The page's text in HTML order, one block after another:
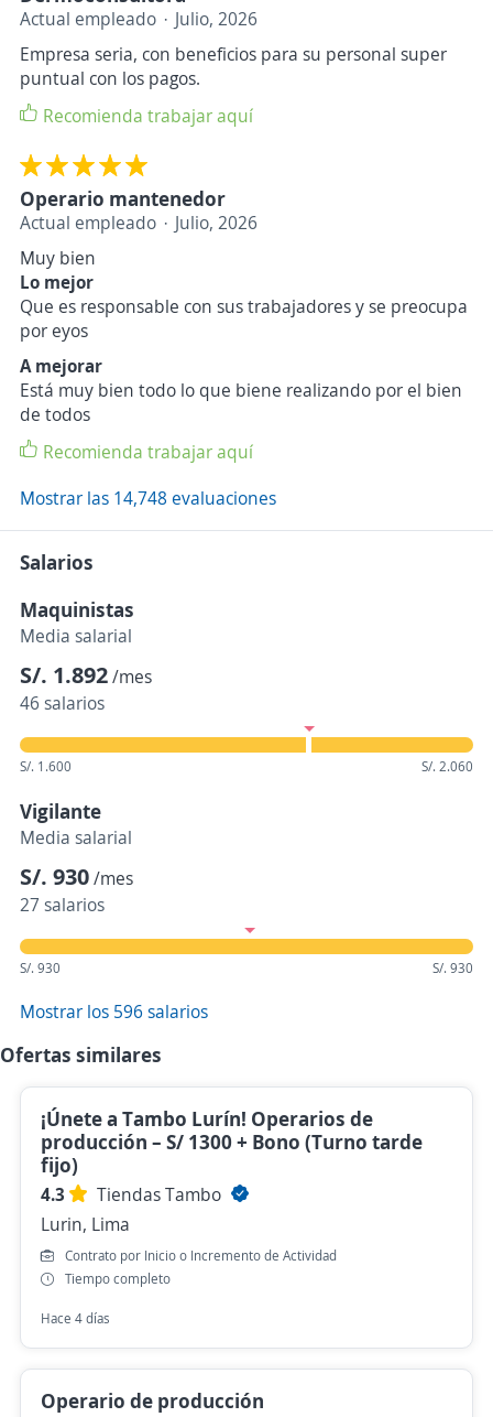
Actual empleado
Julio, 2026
Empresa seria, con beneficios para su personal super
puntual con los pagos.
Recomienda trabajar aquí
Operario mantenedor
Actual empleado
Julio, 2026
Muy bien
Lo mejor
Que es responsable con sus trabajadores y se preocupa
por eyos
A mejorar
Está muy bien todo lo que biene realizando por el bien
de todos
Recomienda trabajar aquí
Mostrar las 14,748 evaluaciones
Salarios
Maquinistas
Media salarial
S/. 1.892/mes
46 salarios
S/. 1.600 S/. 2.060
Vigilante
Media salarial
S/. 930/mes
27 salarios
S/. 930 S/. 930
Mostrar los 596 salarios
Ofertas similares
¡Únete a Tambo Lurín! Operarios de
producción – S/ 1300 + Bono (Turno tarde
fijo)
4.3
Tiendas Tambo
Lurin, Lima
Contrato por Inicio o Incremento de Actividad
Tiempo completo
Hace 4 días
Operario de producción